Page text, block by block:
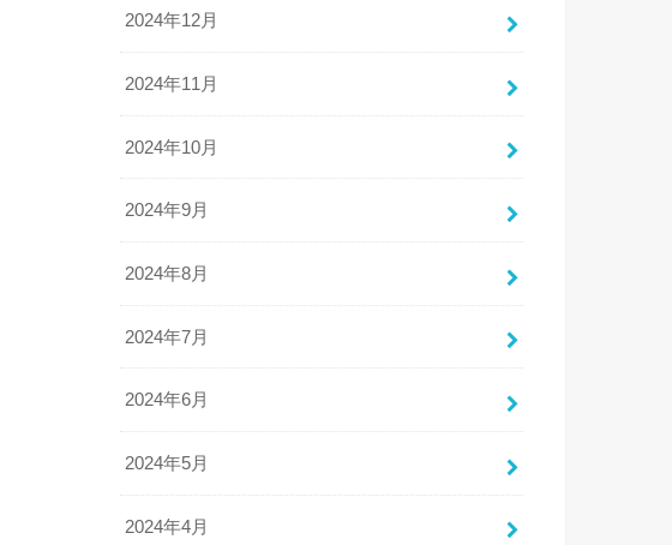
2024年12月
2024年11月
2024年10月
2024年9月
2024年8月
2024年7月
2024年6月
2024年5月
2024年4月